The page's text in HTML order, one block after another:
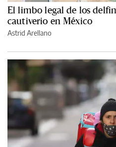
El limbo legal de los
cautiverio en México
Astrid Arellano